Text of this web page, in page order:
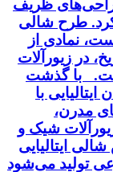
ظریف
طرح شالی
نمادی از
در زیورآلات
با گذشت
با
مدرن،
شیک و
ایتالیایی
تولید می‌شود